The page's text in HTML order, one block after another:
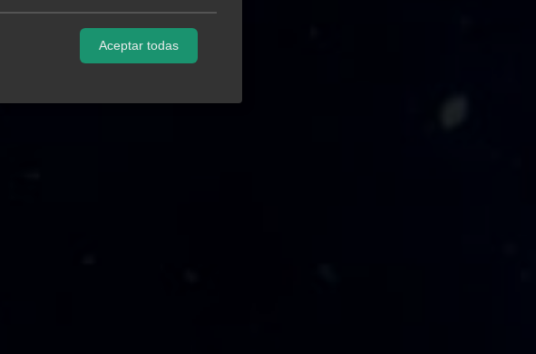
Aceptar todas